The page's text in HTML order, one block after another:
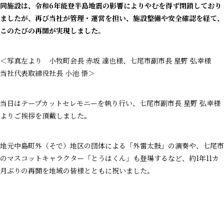
同施設は、令和6年能登半島地震の影響によりやむを得ず閉鎖しており
ましたが、再び当社が管理・運営を担い、施設整備や安全確認を経て、
このたびの再開が実現しました。
＜写真左より 小牧町会長 赤坂 達也様、七尾市副市長 星野 弘幸様
当社代表取締役社長 小池 悟＞
当日はテープカットセレモニーを執り行い、七尾市副市長 星野 弘幸様
よりご挨拶を頂戴しました。
地元中島町外（そで）地区の団体による「外雷太鼓」の演奏や、七尾市
のマスコットキャラクター「とうはくん」も登場するなど、約1年11カ
月ぶりの再開を地域の皆様とともに祝いました。